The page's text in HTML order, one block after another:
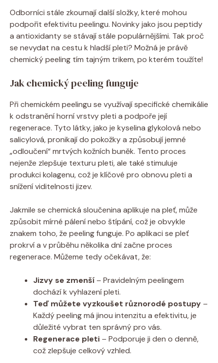
Odborníci stále zkoumají další složky, které mohou
podpořit efektivitu peelingu. Novinky jako jsou peptidy
a antioxidanty se stávají stále populárnějšími. Tak proč
se nevydat na cestu k hladší pleti? Možná je právě
chemický peeling tím tajným trikem, po kterém toužíte!
Jak chemický peeling funguje
Při chemickém peelingu se využívají specifické chemikálie
k odstranění horní vrstvy pleti a podpoře její
regenerace. Tyto látky, jako je kyselina glykolová nebo
salicylová, pronikají do pokožky a způsobují jemné
„odloučení“ mrtvých kožních buněk. Tento proces
nejenže zlepšuje texturu pleti, ale také stimuluje
produkci kolagenu, což je klíčové pro obnovu pleti a
snížení viditelnosti jizev.
Jakmile se chemická sloučenina aplikuje na pleť, může
způsobit mírné pálení nebo štípání, což je obvykle
znakem toho, že peeling funguje. Po aplikaci se pleť
prokrví a v průběhu několika dní začne proces
regenerace. Můžeme tedy očekávat, že:
Jizvy se zmenší – Pravidelným peelingem
dochází k vyhlazení pleti.
Teď můžete vyzkoušet různorodé postupy –
Každý peeling má jinou intenzitu a efektivitu, je
důležité vybrat ten správný pro vás.
Regenerace pleti – Podporuje ji den o denně,
což zlepšuje celkový vzhled.